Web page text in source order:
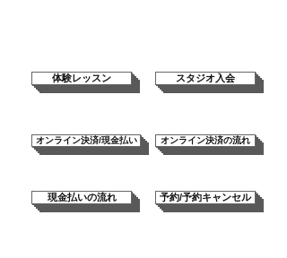
体験レッスン スタジオ入会
オンライン決済/現金払い オンライン決済の流れ
現金払いの流れ 予約/予約キャンセル